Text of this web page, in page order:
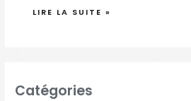
LIRE LA SUITE »
Catégories